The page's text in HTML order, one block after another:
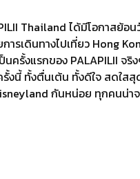
Thailand ได้มีโอกาสย้อน
ารเดินทางไปเที่ยว Hong
นครั้งแรกของ PALAPILII จริ
รั้งนี้ ทั้งตื่นเต้น ทั้งดีใจ สดใส
กันหน่อย ทุกคนน่าจ